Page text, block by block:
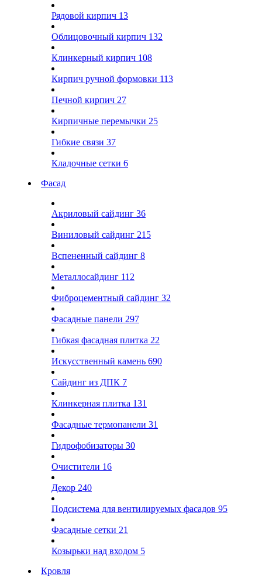
Рядовой кирпич 13
Облицовочный кирпич 132
Клинкерный кирпич 108
Кирпич ручной формовки 113
Печной кирпич 27
Кирпичные перемычки 25
Гибкие связи 37
Кладочные сетки 6
Фасад
Акриловый сайдинг 36
Виниловый сайдинг 215
Вспененный сайдинг 8
Металлосайдинг 112
Фиброцементный сайдинг 32
Фасадные панели 297
Гибкая фасадная плитка 22
Искусственный камень 690
Сайдинг из ДПК 7
Клинкерная плитка 131
Фасадные термопанели 31
Гидрофобизаторы 30
Очистители 16
Декор 240
Подсистема для вентилируемых фасадов 95
Фасадные сетки 21
Козырьки над входом 5
Кровля